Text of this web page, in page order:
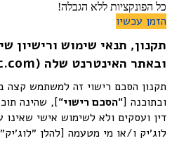
כל הפונקציות ללא הגבלה!
הזמן עכשיו
תקנון, תנאי שימוש ורישיון
ובאתר האינטרנט שלה (www.law-gic.com)
תקנון הסכם רישוי זה למשתמש
ובתוכנה [“הסכם רישוי“], שהינה
דין ועסקים ולא לשימוש אישי שאינו
לוג׳יק ו/או מי מטעמה [להלן